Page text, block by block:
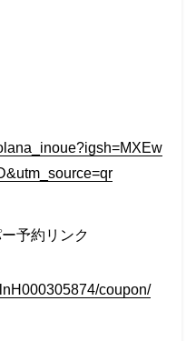
予約リンク
coupon/